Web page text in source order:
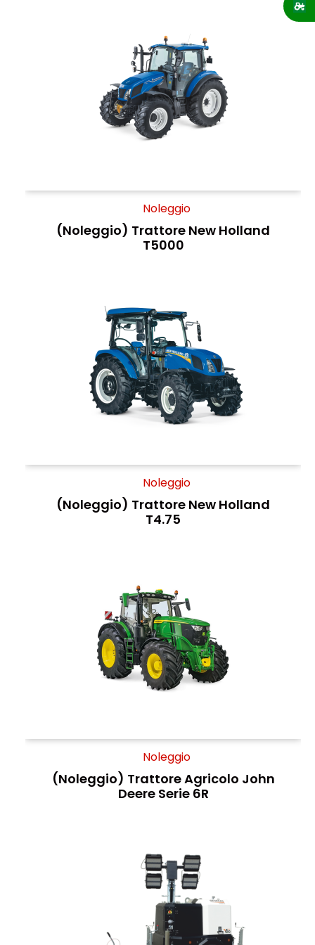
Noleggio
(Noleggio) Trattore New Holland
T5000
Noleggio
(Noleggio) Trattore New Holland
T4.75
Noleggio
(Noleggio) Trattore Agricolo John
Deere Serie 6R